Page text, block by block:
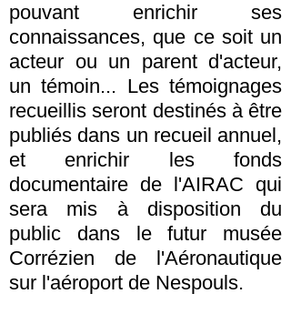
pouvant enrichir ses
connaissances, que ce soit un
acteur ou un parent d'acteur,
un témoin... Les témoignages
recueillis seront destinés à être
publiés dans un recueil annuel,
et enrichir les fonds
documentaire de l'AIRAC qui
sera mis à disposition du
public dans le futur musée
Corrézien de l'Aéronautique
sur l'aéroport de Nespouls.